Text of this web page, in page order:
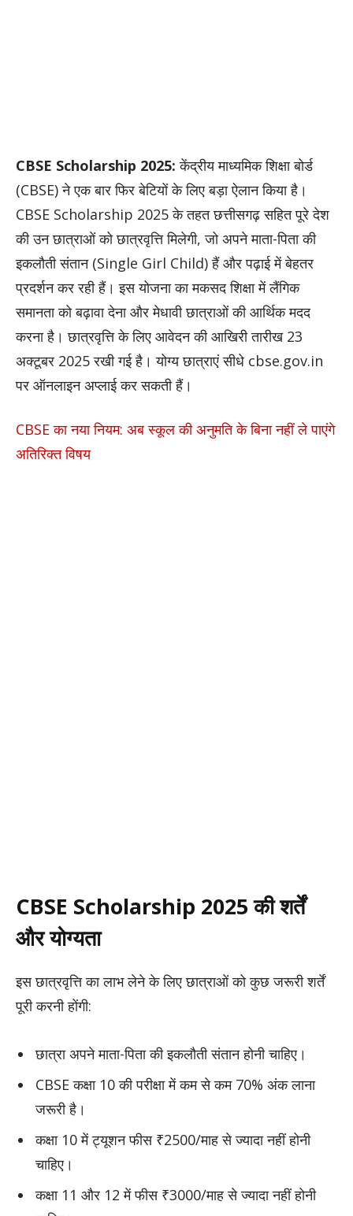
CBSE Scholarship 2025: केंद्रीय माध्यमिक शिक्षा बोर्ड
(CBSE) ने एक बार फिर बेटियों के लिए बड़ा ऐलान किया है।
CBSE Scholarship 2025 के तहत छत्तीसगढ़ सहित पूरे देश
की उन छात्राओं को छात्रवृत्ति मिलेगी, जो अपने माता-पिता की
इकलौती संतान (Single Girl Child) हैं और पढ़ाई में बेहतर
प्रदर्शन कर रही हैं। इस योजना का मकसद शिक्षा में लैंगिक
समानता को बढ़ावा देना और मेधावी छात्राओं की आर्थिक मदद
करना है। छात्रवृत्ति के लिए आवेदन की आखिरी तारीख 23
अक्टूबर 2025 रखी गई है। योग्य छात्राएं सीधे cbse.gov.in
पर ऑनलाइन अप्लाई कर सकती हैं।
CBSE का नया नियम: अब स्कूल की अनुमति के बिना नहीं ले पाएंगे
अतिरिक्त विषय
CBSE Scholarship 2025की शर्तें
और योग्यता
इस छात्रवृत्ति का लाभ लेने के लिए छात्राओं को कुछ जरूरी शर्तें
पूरी करनी होंगी:
छात्रा अपने माता-पिता की इकलौती संतान होनी चाहिए।
CBSE कक्षा 10 की परीक्षा में कम से कम 70% अंक लाना
जरूरी है।
कक्षा 10 में ट्यूशन फीस ₹2500/माह से ज्यादा नहीं होनी
चाहिए।
कक्षा 11 और 12 में फीस ₹3000/माह से ज्यादा नहीं होनी